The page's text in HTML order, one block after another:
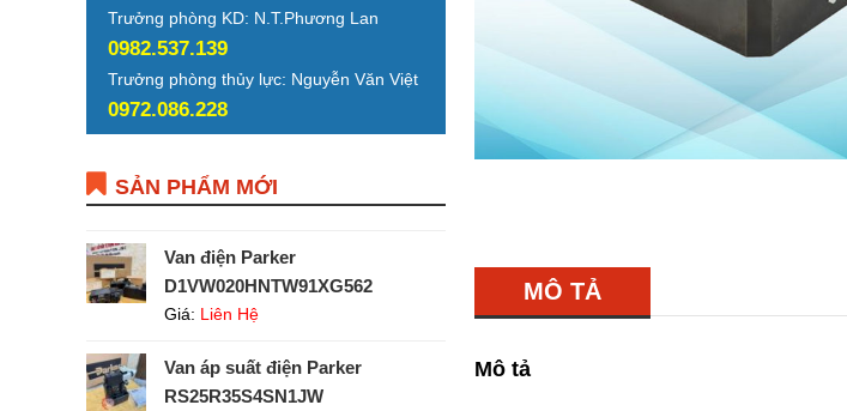
MÔ TẢ
Mô tả
Trưởng phòng KD: N.T.Phương Lan
0982.537.139
Trưởng phòng thủy lực: Nguyễn Văn Việt
0972.086.228
SẢN PHẨM MỚI
Van điện Parker
D1VW020HNTW91XG562
Giá: Liên Hệ
Van áp suất điện Parker
RS25R35S4SN1JW